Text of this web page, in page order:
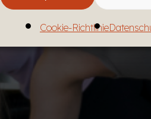
Cookie-Richtlinie